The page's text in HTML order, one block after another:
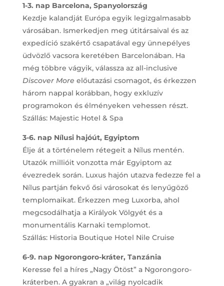
1-3. nap Barcelona, Spanyolország
Kezdje kalandját Európa egyik legizgalmasabb
városában. Ismerkedjen meg útitársaival és az
expedíció szakértő csapatával egy ünnepélyes
üdvözlő vacsora keretében Barcelonában. Ha
még többre vágyik, válassza az all-inclusive
Discover More előutazási csomagot, és érkezzen
három nappal korábban, hogy exkluzív
programokon és élményeken vehessen részt.
Szállás: Majestic Hotel & Spa
3-6. nap Nílusi hajóút, Egyiptom
Élje át a történelem rétegeit a Nílus mentén.
Utazók millióit vonzotta már Egyiptom az
évezredek során. Luxus hajón utazva fedezze fel a
Nílus partján fekvő ősi városokat és lenyűgöző
templomaikat. Érkezzen meg Luxorba, ahol
megcsodálhatja a Királyok Völgyét és a
monumentális Karnaki templomot.
Szállás: Historia Boutique Hotel Nile Cruise
6-9. nap Ngorongoro-kráter, Tanzánia
Keresse fel a híres „Nagy Ötöst” a Ngorongoro-
kráterben. A gyakran a „világ nyolcadik